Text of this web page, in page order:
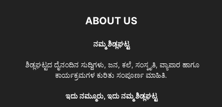
ABOUT US
ನಮ್ಮ ಶಿಡ್ಲಘಟ್ಟ
ಶಿಡ್ಲಘಟ್ಟದ ದೈನಂದಿನ ಸುದ್ದಿಗಳು, ಜನ, ಕಲೆ, ಸಂಸ್ಕೃತಿ, ವ್ಯಾಪಾರ ಹಾಗೂ
ಕಾರ್ಯಕ್ರಮಗಳ ಕುರಿತು ಸಂಪೂರ್ಣ ಮಾಹಿತಿ.
ಇದು ನಮ್ಮೂರು, ಇದು ನಮ್ಮ ಶಿಡ್ಲಘಟ್ಟ